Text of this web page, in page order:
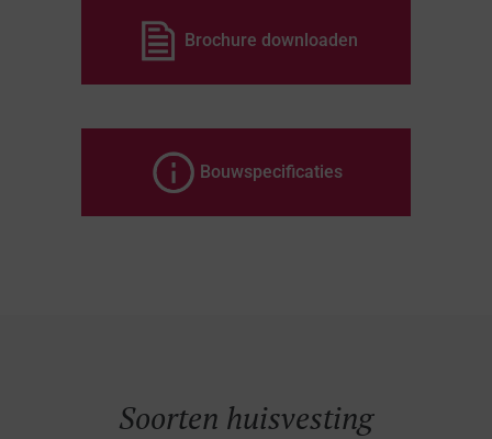
Brochure downloaden
Bouwspecificaties
Soorten huisvesting